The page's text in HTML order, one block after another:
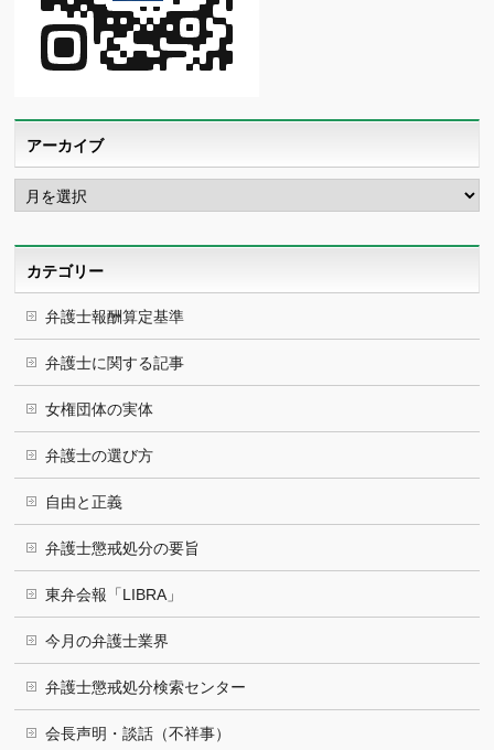
アーカイブ
ア
ー
カ
カテゴリー
弁護士報酬算定基準
弁護士に関する記事
女権団体の実体
弁護士の選び方
自由と正義
弁護士懲戒処分の要旨
東弁会報「LIBRA」
今月の弁護士業界
弁護士懲戒処分検索センター
会長声明・談話（不祥事）